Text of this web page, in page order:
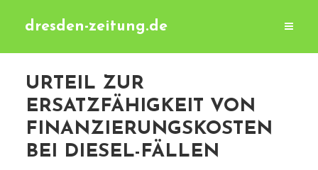
dresden-zeitung.de
URTEIL ZUR
ERSATZFÄHIGKEIT VON
FINANZIERUNGSKOSTEN
BEI DIESEL-FÄLLEN